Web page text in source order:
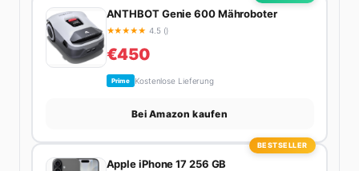
ANTHBOT Genie 600 Mähroboter
★★★★★ 4.5 ()
€450
Prime Kostenlose Lieferung
Bei Amazon kaufen
BESTSELLER
Apple iPhone 17 256 GB